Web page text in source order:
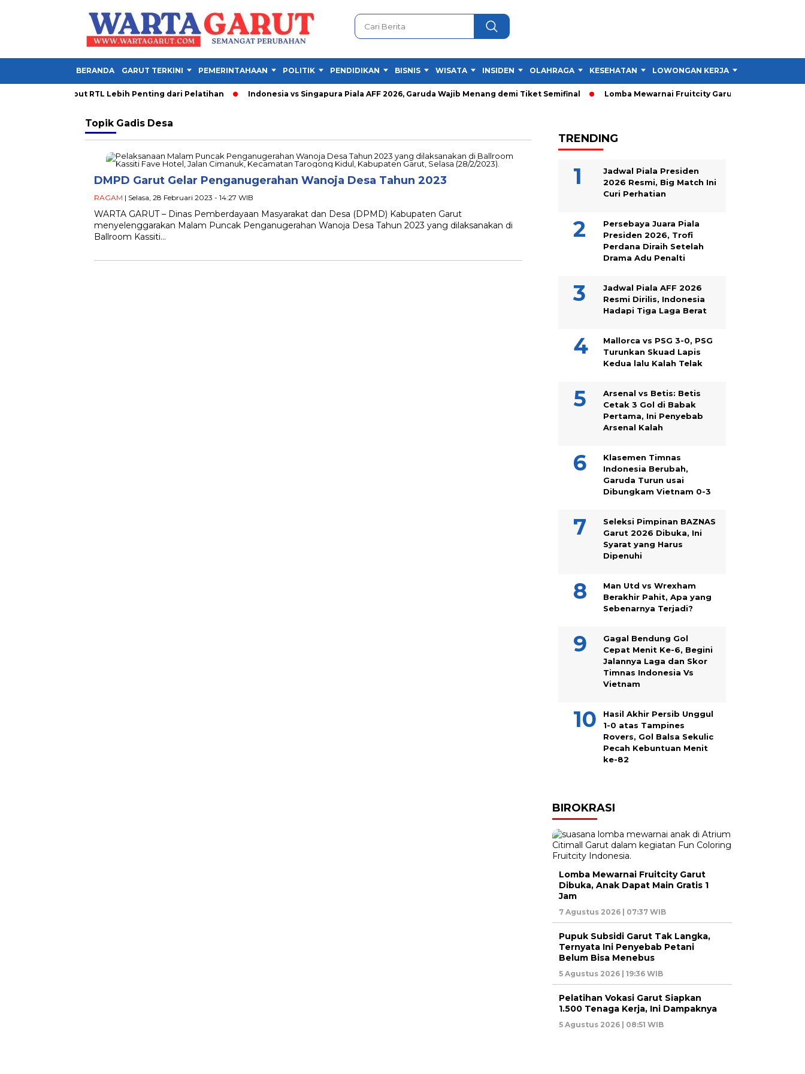
BERANDA GARUT TERKINI PEMERINTAHAAN POLITIK PENDIDIKAN BISNIS WISATA INSIDEN OLAHRAGA KESEHATAN LOWONGAN KERJA
PDM Garut Sebut RTL Lebih Penting dari Pelatihan Indonesia vs Singapura Piala AFF 2026, Garuda Wajib Menang demi Tiket Semifinal Lomba Mewarnai Fruitcity Garut Dibuka, Anak Dapat
Topik Gadis Desa
DMPD Garut Gelar Penganugerahan Wanoja Desa Tahun 2023
RAGAM | Selasa, 28 Februari 2023 - 14:27 WIB
WARTA GARUT – Dinas Pemberdayaan Masyarakat dan Desa (DPMD) Kabupaten Garut
menyelenggarakan Malam Puncak Penganugerahan Wanoja Desa Tahun 2023 yang dilaksanakan di
Ballroom Kassiti…
TRENDING
Jadwal Piala Presiden
2026 Resmi, Big Match Ini
Curi Perhatian
Persebaya Juara Piala
Presiden 2026, Trofi
Perdana Diraih Setelah
Drama Adu Penalti
Jadwal Piala AFF 2026
Resmi Dirilis, Indonesia
Hadapi Tiga Laga Berat
Mallorca vs PSG 3-0, PSG
Turunkan Skuad Lapis
Kedua lalu Kalah Telak
Arsenal vs Betis: Betis
Cetak 3 Gol di Babak
Pertama, Ini Penyebab
Arsenal Kalah
Klasemen Timnas
Indonesia Berubah,
Garuda Turun usai
Dibungkam Vietnam 0-3
Seleksi Pimpinan BAZNAS
Garut 2026 Dibuka, Ini
Syarat yang Harus
Dipenuhi
Man Utd vs Wrexham
Berakhir Pahit, Apa yang
Sebenarnya Terjadi?
Gagal Bendung Gol
Cepat Menit Ke-6, Begini
Jalannya Laga dan Skor
Timnas Indonesia Vs
Vietnam
Hasil Akhir Persib Unggul
1-0 atas Tampines
Rovers, Gol Balsa Sekulic
Pecah Kebuntuan Menit
ke-82
BIROKRASI
Lomba Mewarnai Fruitcity Garut
Dibuka, Anak Dapat Main Gratis 1
Jam
7 Agustus 2026 | 07:37 WIB
Pupuk Subsidi Garut Tak Langka,
Ternyata Ini Penyebab Petani
Belum Bisa Menebus
5 Agustus 2026 | 19:36 WIB
Pelatihan Vokasi Garut Siapkan
1.500 Tenaga Kerja, Ini Dampaknya
5 Agustus 2026 | 08:51 WIB